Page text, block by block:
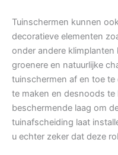
Tuinschermen kunnen
decoratieve elementen
onder andere
groenere en natuurlijke
tuinschermen af en toe
te maken en desnoods te
beschermende laag om
tuinafscheiding laat
u echter zeker dat deze